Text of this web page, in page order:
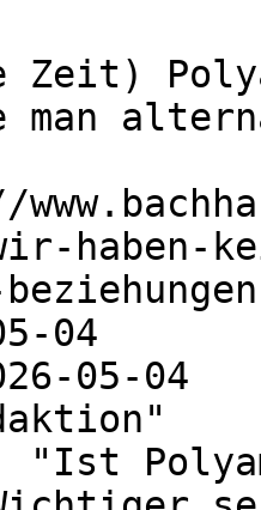
haben-
04
05-04
"Ist